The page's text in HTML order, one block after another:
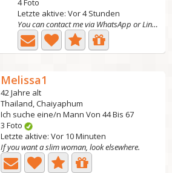
4 Foto
Letzte aktive: Vor 4 Stunden
You can contact me via WhatsApp or Line using this
Melissa1
42 Jahre alt
Thailand, Chaiyaphum
Ich suche eine/n Mann Von 44 Bis 67
3 Foto
Letzte aktive: Vor 10 Minuten
If you want a slim woman, look elsewhere.